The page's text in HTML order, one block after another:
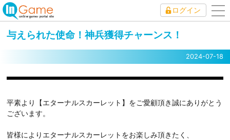
ログイン
与えられた使命！神兵獲得チャーンス！
2024-07-18
平素より【エターナルスカーレット】をご愛顧頂き誠にありがとう
ございます。
皆様によりエターナルスカーレットをお楽しみ頂きたく、